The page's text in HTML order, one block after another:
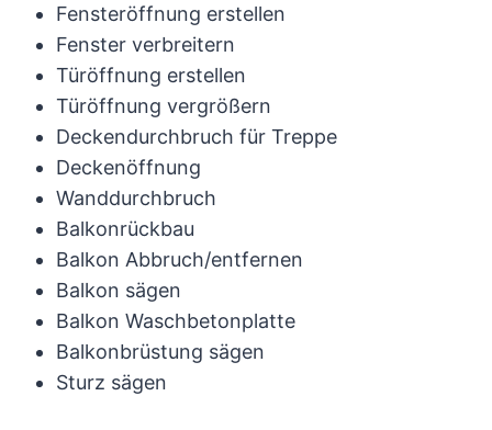
Fensteröffnung erstellen
Fenster verbreitern
Türöffnung erstellen
Türöffnung vergrößern
Deckendurchbruch für Treppe
Deckenöffnung
Wanddurchbruch
Balkonrückbau
Balkon Abbruch/entfernen
Balkon sägen
Balkon Waschbetonplatte
Balkonbrüstung sägen
Sturz sägen